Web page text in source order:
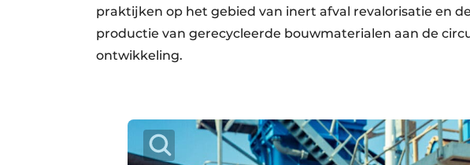
praktijken op het gebied van inert afval revalorisatie en
productie van gerecycleerde bouwmaterialen aan de
ontwikkeling.